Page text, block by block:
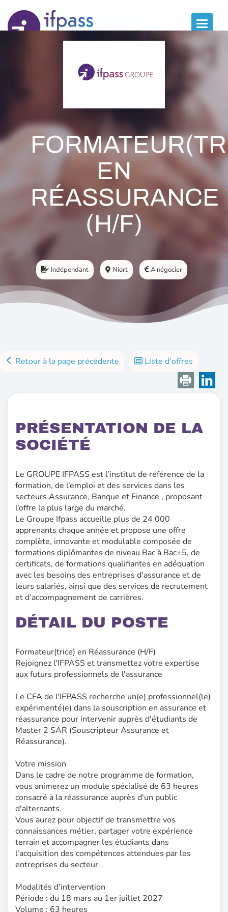
Toggle
EN
RÉASSURANCE
(H/F)
Indépendant Niort A négocier
Retour à la page précédente Liste d'offres
PRÉSENTATION DE LA
SOCIÉTÉ
Le GROUPE IFPASS est l’institut de référence de la
formation, de l’emploi et des services dans les
secteurs Assurance, Banque et Finance , proposant
l’offre la plus large du marché.
Le Groupe Ifpass accueille plus de 24 000
apprenants chaque année et propose une offre
complète, innovante et modulable composée de
formations diplômantes de niveau Bac à Bac+5, de
certificats, de formations qualifiantes en adéquation
avec les besoins des entreprises d'assurance et de
leurs salariés, ainsi que des services de recrutement
et d’accompagnement de carrières.
DÉTAIL DU POSTE
Formateur(trice) en Réassurance (H/F)
Rejoignez l'IFPASS et transmettez votre expertise
aux futurs professionnels de l'assurance
Le CFA de l'IFPASS recherche un(e) professionnel(le)
expérimenté(e) dans la souscription en assurance et
réassurance pour intervenir auprès d'étudiants de
Master 2 SAR (Souscripteur Assurance et
Réassurance).
Votre mission
Dans le cadre de notre programme de formation,
vous animerez un module spécialisé de 63 heures
consacré à la réassurance auprès d'un public
d'alternants.
Vous aurez pour objectif de transmettre vos
connaissances métier, partager votre expérience
terrain et accompagner les étudiants dans
l'acquisition des compétences attendues par les
entreprises du secteur.
Modalités d'intervention
Période : du 18 mars au 1er juillet 2027
Volume : 63 heures